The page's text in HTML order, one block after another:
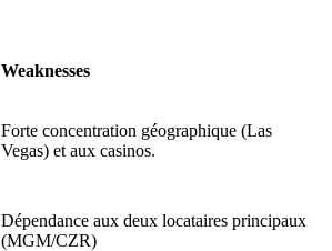
Weaknesses
Forte concentration géographique (Las
Vegas) et aux casinos.
Dépendance aux deux locataires principaux
(MGM/CZR)